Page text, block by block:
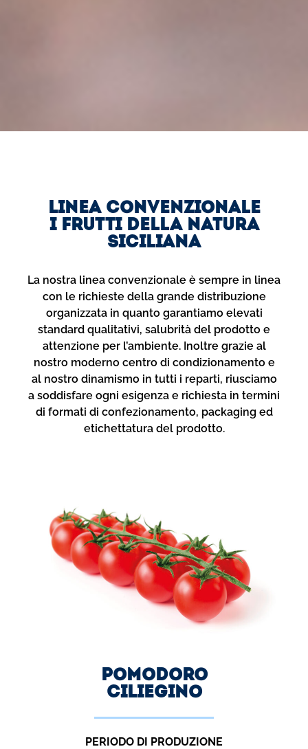
LINEA CONVENZIONALE
I frutti della natura
siciliana
La nostra linea convenzionale è sempre in linea
con le richieste della grande distribuzione
organizzata in quanto garantiamo elevati
standard qualitativi, salubrità del prodotto e
attenzione per l’ambiente. Inoltre grazie al
nostro moderno centro di condizionamento e
al nostro dinamismo in tutti i reparti, riusciamo
a soddisfare ogni esigenza e richiesta in termini
di formati di confezionamento, packaging ed
etichettatura del prodotto.
Pomodoro
Ciliegino
PERIODO DI PRODUZIONE